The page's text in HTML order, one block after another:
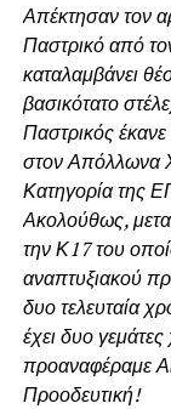
Απέκτησαν τον
Παστρικό από
καταλαμβάνει
βασικότατο
Παστρικός
στον Απόλλωνα
Κατηγορία της
Ακολούθως,
την Κ17 του
αναπτυξιακού
δυο τελευταία
έχει δυο
προαναφέραμε
Προοδευτική!